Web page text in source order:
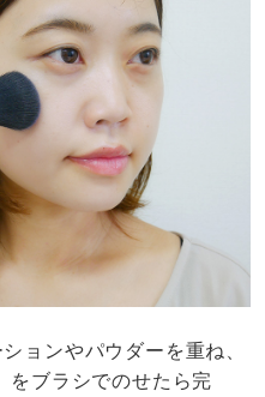
ョンやパウダーを重ね、
をブラシでのせたら完